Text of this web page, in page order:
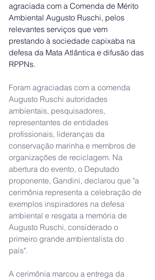
agraciada com a Comenda de Mérito
Ambiental Augusto Ruschi, pelos
relevantes serviços que vem
prestando à sociedade capixaba na
defesa da Mata Atlântica e difusão das
RPPNs.
Foram agraciadas com a comenda
Augusto Ruschi autoridades
ambientais, pesquisadores,
representantes de entidades
profissionais, lideranças da
conservação marinha e membros de
organizações de reciclagem. Na
abertura do evento, o Deputado
proponente, Gandini, declarou que "a
cerimônia representa a celebração de
exemplos inspiradores na defesa
ambiental e resgata a memória de
Augusto Ruschi, considerado o
primeiro grande ambientalista do
país".
A cerimônia marcou a entrega da